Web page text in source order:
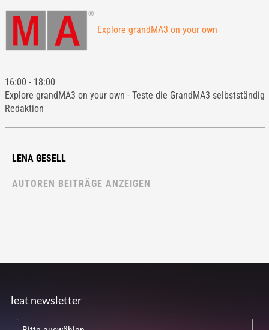
Explore grandMA3 on your own
16:00 - 18:00
Explore grandMA3 on your own - Teste die GrandMA3 selbstständig
Redaktion
LENA GESELL
AUTOREN BEITRÄGE ANZEIGEN
leat newsletter